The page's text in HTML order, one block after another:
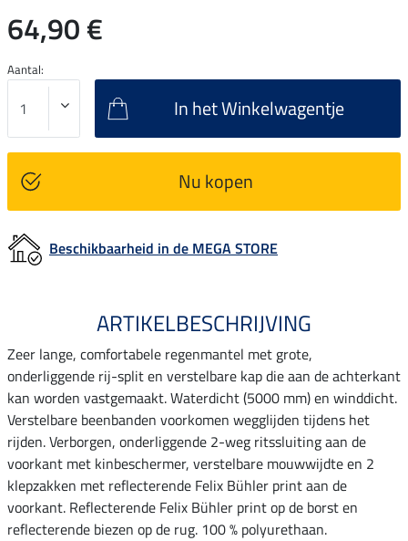
64,90 €
Aantal:
In het Winkelwagentje
Nu kopen
Beschikbaarheid in de MEGA STORE
ARTIKELBESCHRIJVING
Zeer lange, comfortabele regenmantel met grote,
onderliggende rij-split en verstelbare kap die aan de achterkant
kan worden vastgemaakt. Waterdicht (5000 mm) en winddicht.
Verstelbare beenbanden voorkomen wegglijden tijdens het
rijden. Verborgen, onderliggende 2-weg ritssluiting aan de
voorkant met kinbeschermer, verstelbare mouwwijdte en 2
klepzakken met reflecterende Felix Bühler print aan de
voorkant. Reflecterende Felix Bühler print op de borst en
reflecterende biezen op de rug. 100 % polyurethaan.